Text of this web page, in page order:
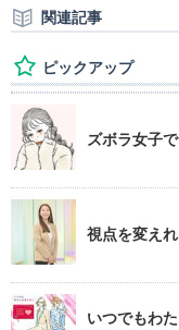
関連記事
ピックアップ
ズボラ女子
視点を変え
いつでもわ